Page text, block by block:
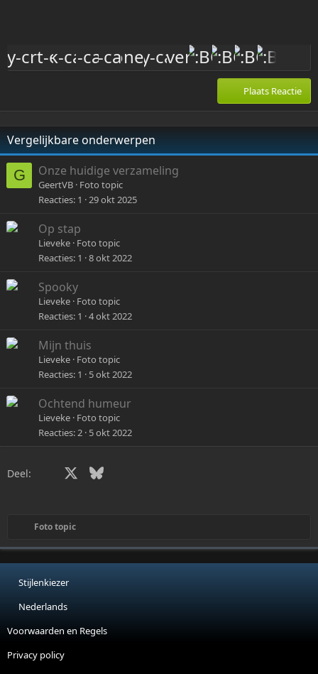
Plaats Reactie
Vergelijkbare onderwerpen
G Onze huidige verzameling
GeertVB Foto topic
Reacties 1 29 okt 2025
Op stap
Lieveke Foto topic
Reacties 1 8 okt 2022
Spooky
Lieveke Foto topic
Reacties 1 4 okt 2022
Mijn thuis
Lieveke Foto topic
Reacties 1 5 okt 2022
Ochtend humeur
Lieveke Foto topic
Reacties 2 5 okt 2022
Deel: Facebook Bluesky
Foto topic
Stijlenkiezer
Nederlands
Voorwaarden en Regels
Privacy policy